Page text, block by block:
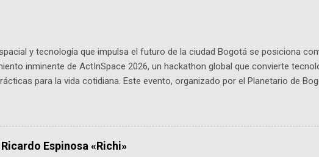
y tecnología que impulsa el futuro de la ciudad Bogotá se posiciona
inminente de ActInSpace 2026, un hackathon global que convierte
para la vida cotidiana. Este evento, organizado por el Planetario de
es ActInSpace y por qué importa en Bogotá ActInSpace es una
tienen 24 horas para idear startups basadas en tecnologías
con un evento gratuito el 30 de enero a las 10:00 a. m. en el Planetario (calle
Espinosa «Richi»